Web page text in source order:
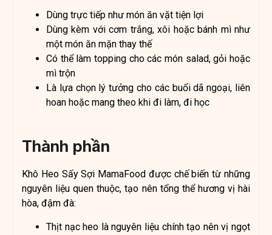
Dùng trực tiếp như món ăn vặt tiện lợi
Dùng kèm với cơm trắng, xôi hoặc bánh mì như
một món ăn mặn thay thế
Có thể làm topping cho các món salad, gỏi hoặc
mì trộn
Là lựa chọn lý tưởng cho các buổi dã ngoại, liên
hoan hoặc mang theo khi đi làm, đi học
Thành phần
Khô Heo Sấy Sợi MamaFood được chế biến từ những
nguyên liệu quen thuộc, tạo nên tổng thể hương vị hài
hòa, đậm đà:
Thịt nạc heo là nguyên liệu chính tạo nên vị ngọt